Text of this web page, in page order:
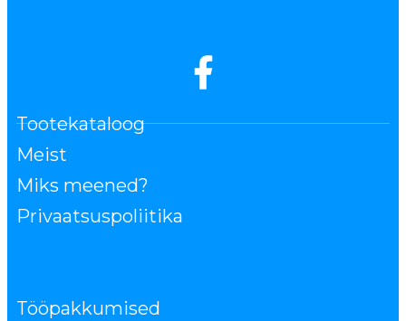
Tootekataloog
Meist
Miks meened?
Privaatsuspoliitika
Tööpakkumised